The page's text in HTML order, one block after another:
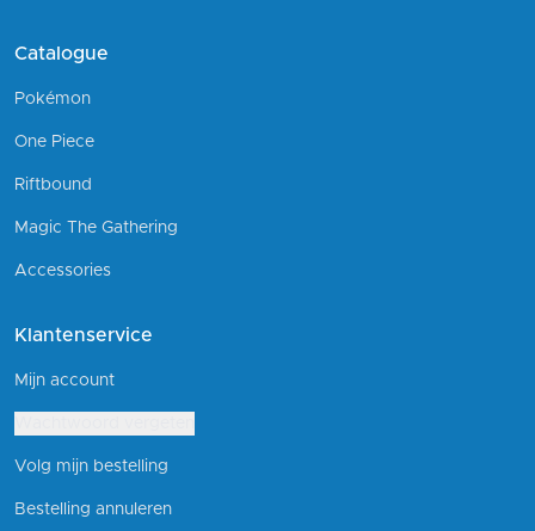
Catalogue
Pokémon
One Piece
Riftbound
Magic The Gathering
Accessories
Klantenservice
Mijn account
Volg mijn bestelling
Bestelling annuleren